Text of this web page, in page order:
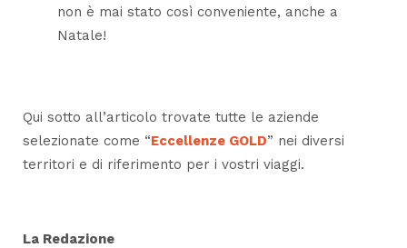
non è mai stato così conveniente, anche a
Natale!
Qui sotto all’articolo trovate tutte le aziende
selezionate come “Eccellenze GOLD” nei diversi
territori e di riferimento per i vostri viaggi.
La Redazione